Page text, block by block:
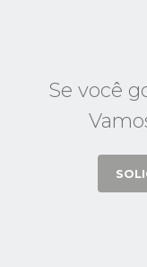
Se você